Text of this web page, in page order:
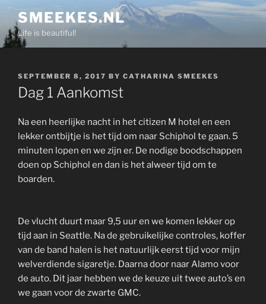
content
SMEEKES.NL
Life is beautiful!
POSTED
ON
SEPTEMBER 8, 2017 BY CATHARINA SMEEKES
Dag 1 Aankomst
Na een heerlijke nacht in het citizen M hotel en een
lekker ontbijtje is het tijd om naar Schiphol te gaan. 5
minuten lopen en we zijn er. De nodige boodschappen
doen op Schiphol en dan is het alweer tijd om te
boarden.
De vlucht duurt maar 9,5 uur en we komen lekker op
tijd aan in Seattle. Na de gebruikelijke controles, koffer
van de band halen is het natuurlijk eerst tijd voor mijn
welverdiende sigaretje. Daarna door naar Alamo voor
de auto. Dit jaar hebben we de keuze uit twee auto’s en
we gaan voor de zwarte GMC.